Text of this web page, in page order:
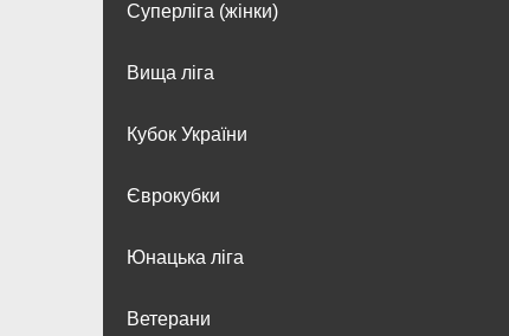
Суперліга (жінки)
Вища лiга
Кубок України
Єврокубки
Юнацька ліга
Ветерани